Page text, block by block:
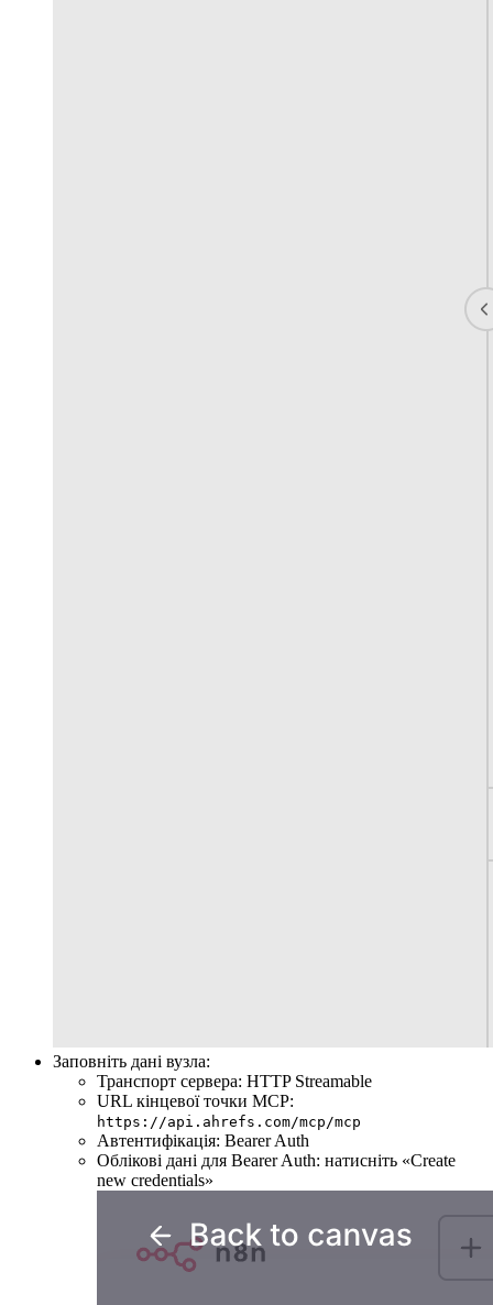
Заповніть дані вузла:
Транспорт сервера: HTTP Streamable
URL кінцевої точки MCP:
https://api.ahrefs.com/mcp/mcp
Автентифікація: Bearer Auth
Облікові дані для Bearer Auth: натисніть «Create
new credentials»